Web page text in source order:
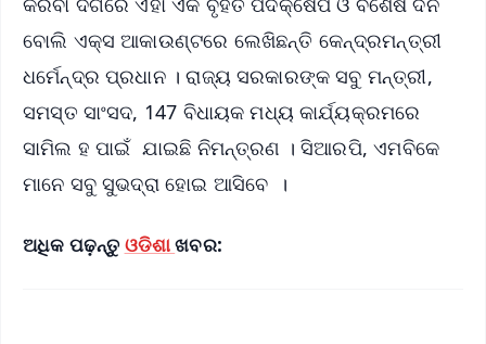
ବୋଲି ଏକ୍ସ ଆକାଉଣ୍ଟରେ ଲେଖିଛନ୍ତି କେନ୍ଦ୍ରମନ୍ତ୍ରୀ
ଧର୍ମେନ୍ଦ୍ର ପ୍ରଧାନ । ରାଜ୍ୟ ସରକାରଙ୍କ ସବୁ ମନ୍ତ୍ରୀ,
ସମସ୍ତ ସାଂସଦ, 147 ବିଧାୟକ ମଧ୍ୟ କାର୍ଯ୍ୟକ୍ରମରେ
ସାମିଲ ହ ପାଇଁ ଯାଇଛି ନିମନ୍ତ୍ରଣ । ସିଆରପି, ଏମବିକେ
ମାନେ ସବୁ ସୁଭଦ୍ରା ହୋଇ ଆସିବେ ।
ଅଧିକ ପଢ଼ନ୍ତୁ ଓଡିଶାଖବର: